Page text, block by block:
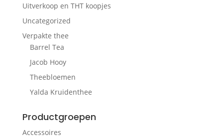
Uitverkoop en THT koopjes
Uncategorized
Verpakte thee
Barrel Tea
Jacob Hooy
Theebloemen
Yalda Kruidenthee
Productgroepen
Accessoires